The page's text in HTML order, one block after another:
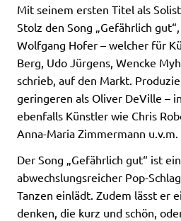
Mit seinem ersten Titel als
Stolz den Song „Gefährlich
Wolfgang Hofer – welcher für
Berg, Udo Jürgens, Wencke
schrieb, auf den Markt.
geringeren als Oliver DeVille –
ebenfalls Künstler wie Chris
Anna-Maria Zimmermann
Der Song „Gefährlich gut“ ist
abwechslungsreicher Pop-
Tanzen einlädt. Zudem lässt er
denken, die kurz und schön,